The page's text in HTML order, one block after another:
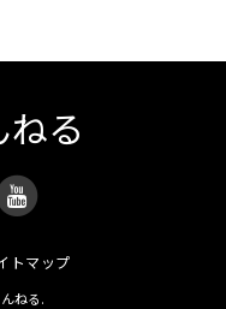
る
トマップ
ねる.